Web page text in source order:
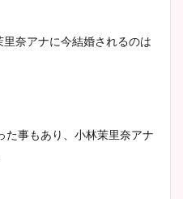
奈アナに今結婚されるのは
た事もあり、小林茉里奈アナ